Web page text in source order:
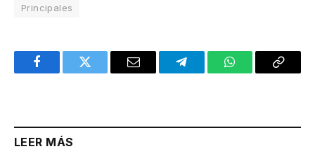
Principales
FacebookTwitter Email TelegramWhatsAppCopy
LEER MÁS